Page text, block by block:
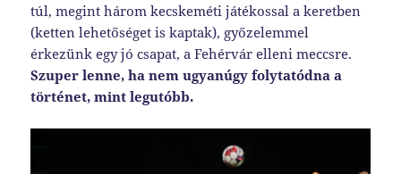
túl, megint három kecskeméti játékossal a keretben
(ketten lehetőséget is kaptak), győzelemmel
érkezünk egy jó csapat, a Fehérvár elleni meccsre.
Szuper lenne, ha nem ugyanúgy folytatódna a
történet, mint legutóbb.